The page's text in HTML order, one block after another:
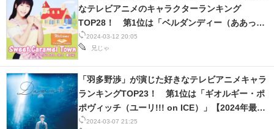
2024-03-12 20:05
兄じゃ
なテレビアニメのキャラクターランキング
TOP28！ 第1位は「ベルダンディー（ああっ女
神さまっ）」【2024年最新投票結果】
2024-03-07 21:25
「羽多野渉」が演じた好きなテレビアニメキャラ
ランキングTOP23！ 第1位は「ギオルギー・ポ
ポヴィッチ（ユーリ!!! on ICE）」【2024年最新
投票結果】